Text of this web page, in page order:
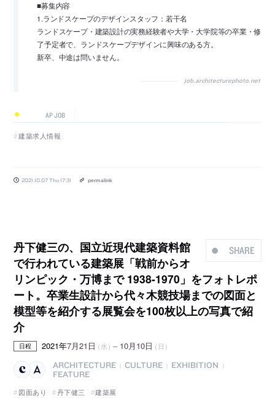
■募集内容
1.ランドスケープのデザインスタッフ：若干名
ランドスケープ・建築設計の実務経験者や大学・大学院等の卒業・修
了予定者で、ランドスケープデザインに興味のある方。
新卒、中途は問いません。
job.architecturephoto.net
AP JOB
建築求人情報
2021.10.07 Thu 17:31 permalink
SHARE
丹下健三の、国立近現代建築資料館
で行われている建築展「戦前からオ
リンピック・万博まで 1938-1970」をフォトレポ
ート。卒業生設計から代々木競技場までの図面と
模型等を紹介する展覧会を100枚以上の写真で紹
介
日程 2021年7月21日（水）– 10月10日（日）
ARCHITECTURE
CULTURE EXHIBITION
FEATURE
図面あり
丹下健三 建築展